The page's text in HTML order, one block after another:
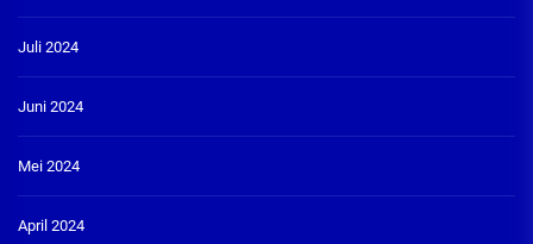
Juli 2024
Juni 2024
Mei 2024
April 2024